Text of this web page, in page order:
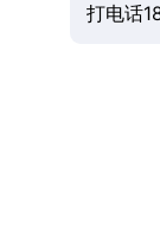
打电话